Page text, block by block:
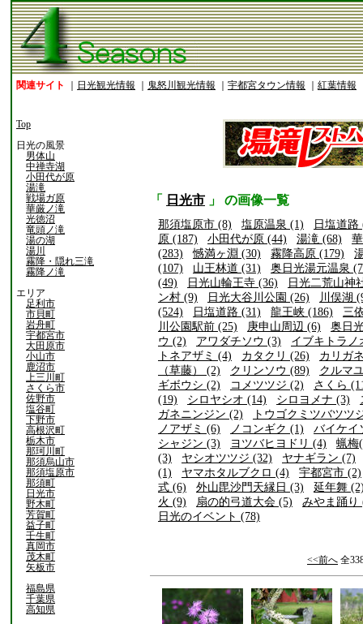
関連サイト 日光観光情報 鬼怒川観光情報 宇都宮タウン情報 紅葉情報
Top
日光の風景
男体山
中禅寺湖
小田代が原
湯滝
戦場ガ原
華厳ノ滝
光徳沼
竜頭ノ滝
湯の湖
湯川
霧降・隠れ三滝
霧降ノ滝
エリア
足利市
市貝町
岩舟町
宇都宮市
大田原市
小山市
鹿沼市
上三川町
さくら市
佐野市
塩谷町
下野市
高根沢町
栃木市
那珂川町
那須烏山市
那須塩原市
那須町
日光市
野木町
芳賀町
益子町
壬生町
真岡市
茂木町
矢板市
福島県
千葉県
高知県
「 日光市 」 の画像一覧
那須塩原市 (8) 塩原温泉 (1)
日塩道路
原 (187)
小田代が原 (44) 湯滝 (68)
(283)
憾満ヶ淵 (30) 霧降高原 (179)
(107)
山王林道 (31)
奥日光湯元温泉
(49)
日光山輪王寺 (36)
日光二荒山神
ン村 (9)
日光大谷川公園 (26)
川俣湖
(524)
日塩道路 (31) 龍王峡 (186)
三
川公園駅前 (25)
庚申山周辺 (6)
奥日
ウ (2)
アワダチソウ (3)
イブキトラノ
トネアザミ (4)
カタクリ (26)
カリガ
（草藤） (2)
クリンソウ (89)
クルマ
ギボウシ (2)
コメツツジ (2)
さくら
(19)
シロヤシオ (14) シロヨメナ (3)
ガネニンジン (2)
トウゴクミツバツツ
ノアザミ (6)
ノコンギク (1)
バイケイ
シャジン (3)
ヨツバヒヨドリ (4)
蝋梅
(3)
ヤシオツツジ (32)
ヤナギラン (7)
(1)
ヤマホタルブクロ (4)
宇都宮市 (2)
式 (6)
外山毘沙門天縁日 (3)
延年舞
火 (9)
扇の的弓道大会 (5)
みやま踊り
日光のイベント (78)
<<前へ 全